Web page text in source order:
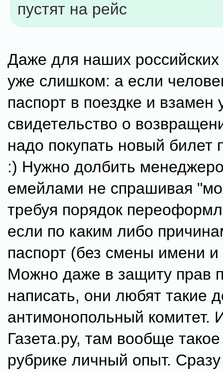
пустят на рейс
Даже для наших российских
уже слишком: а если
паспорт в поездке и взамен
свидетельство о
надо покупать новый билет
:) Нужно долбить
емейлами не спрашивая
требуя порядок
если по каким либо
паспорт (без смены имени
Можно даже в защиту прав
написать, они любят такие
антимонопольный комитет.
Газета.ру, там вообще
рубрике личный опыт.